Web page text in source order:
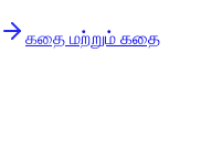
கதை மற்றும் கதை